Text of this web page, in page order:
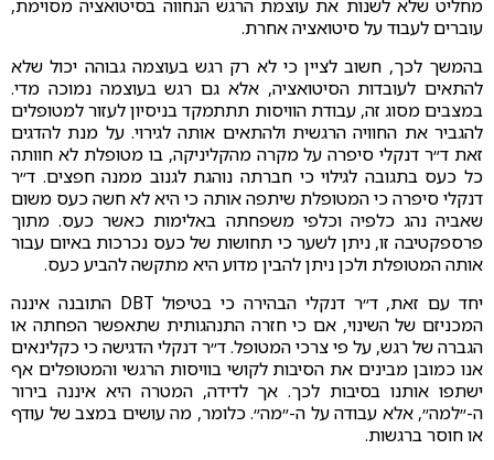
מחליט שלא לשנות את עוצמת הרגש הנחווה בסיטואציה מסוימת,
עוברים לעבוד על סיטואציה אחרת.
בהמשך לכך, חשוב לציין כי לא רק רגש בעוצמה גבוהה יכול שלא
להתאים לעובדות הסיטואציה, אלא גם רגש בעוצמה נמוכה מדי.
במצבים מסוג זה, עבודת הוויסות תתתמקד בניסיון לעזור למטופלים
להגביר את החוויה הרגשית ולהתאים אותה לגירוי. על מנת להדגים
זאת ד״ר דנקלי סיפרה על מקרה מהקליניקה, בו מטופלת לא חוותה
כל כעס בתגובה לגילוי כי חברתה נוהגת לגנוב ממנה חפצים. ד״ר
דנקלי סיפרה כי המטופלת שיתפה אותה כי היא לא חשה כעס משום
שאביה נהג כלפיה וכלפי משפחתה באלימות כאשר כעס. מתוך
פרספקטיבה זו, ניתן לשער כי תחושות של כעס נכרכות באיום עבור
אותה המטופלת ולכן ניתן להבין מדוע היא מתקשה להביע כעס.
יחד עם זאת, ד״ר דנקלי הבהירה כי בטיפול DBT התובנה איננה
המכניזם של השינוי, אם כי חזרה התנהגותית שתאפשר הפחתה או
הגברה של רגש, על פי צרכי המטופל. ד״ר דנקלי הדגישה כי כקלינאים
אנו כמובן מבינים את הסיבות לקושי בוויסות הרגשי והמטופלים אף
ישתפו אותנו בסיבות לכך. אך לדידה, המטרה היא איננה בירור
ה-״למה״, אלא עבודה על ה-״מה״. כלומר, מה עושים במצב של עודף
או חוסר ברגשות.